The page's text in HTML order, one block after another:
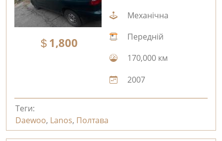
1,800
Механічна
Передній
170,000 км
2007
Теги:
Daewoo, Lanos, Полтава